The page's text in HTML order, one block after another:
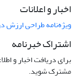
اخبار و اعلانات
ویژه‌نامه طراحی ارزش
اشتراک خبرنامه
برای دریافت اخبار و
مشترک شوید.